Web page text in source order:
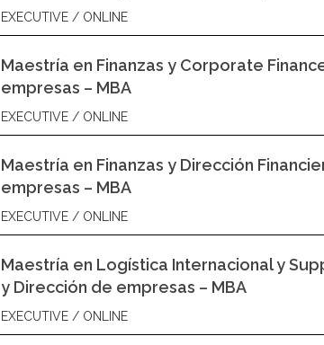
EXECUTIVE / ONLINE
Maestría en Finanzas y Corporate
empresas – MBA
EXECUTIVE / ONLINE
Maestría en Finanzas y Dirección
empresas – MBA
EXECUTIVE / ONLINE
Maestría en Logística Internacional y
y Dirección de empresas – MBA
EXECUTIVE / ONLINE